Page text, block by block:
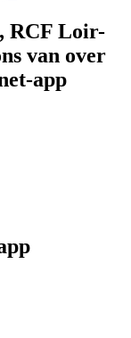
RCF Loir-
van over
app